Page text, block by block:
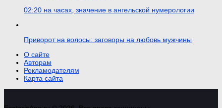
02:20 на часах, значение в ангельской нумерологии
Приворот на волосы: заговоры на любовь мужчины
О сайте
Авторам
Рекламодателям
Карта сайта